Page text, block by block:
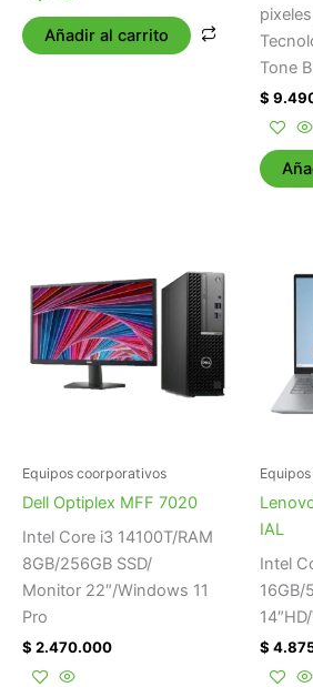
Añadir al carrito
Tone
$
Equipos coorporativos
Dell Optiplex MFF 7020
Intel Core i3 14100T/RAM
8GB/256GB SSD/
Monitor 22″/Windows 11
Pro
$ 2.470.000
IAL
Intel
16GB/
$